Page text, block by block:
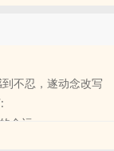
不忍，遂动念改写
命运。